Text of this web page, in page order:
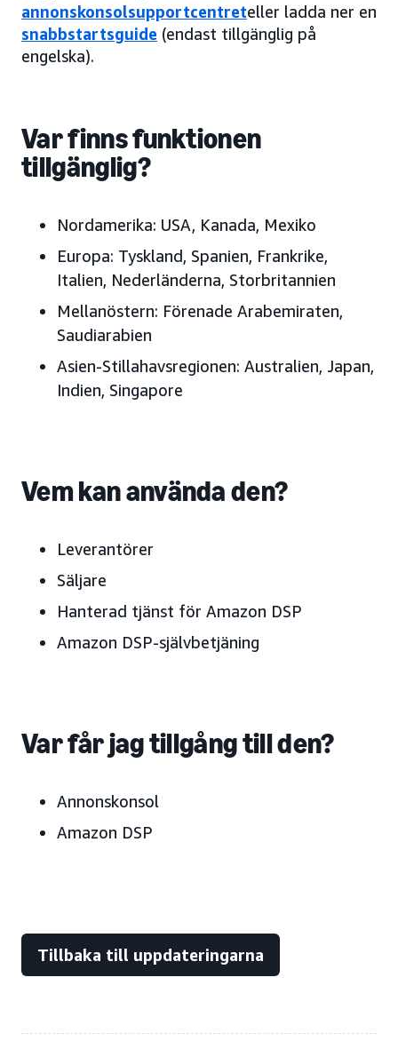
annonskonsolsupportcentreteller ladda ner en
snabbstartsguide (endast tillgänglig på
engelska).
Var finns funktionen
tillgänglig?
Nordamerika: USA, Kanada, Mexiko
Europa: Tyskland, Spanien, Frankrike,
Italien, Nederländerna, Storbritannien
Mellanöstern: Förenade Arabemiraten,
Saudiarabien
Asien-Stillahavsregionen: Australien, Japan,
Indien, Singapore
Vem kan använda den?
Leverantörer
Säljare
Hanterad tjänst för Amazon DSP
Amazon DSP-självbetjäning
Var får jag tillgång till den?
Annonskonsol
Amazon DSP
Tillbaka till uppdateringarna